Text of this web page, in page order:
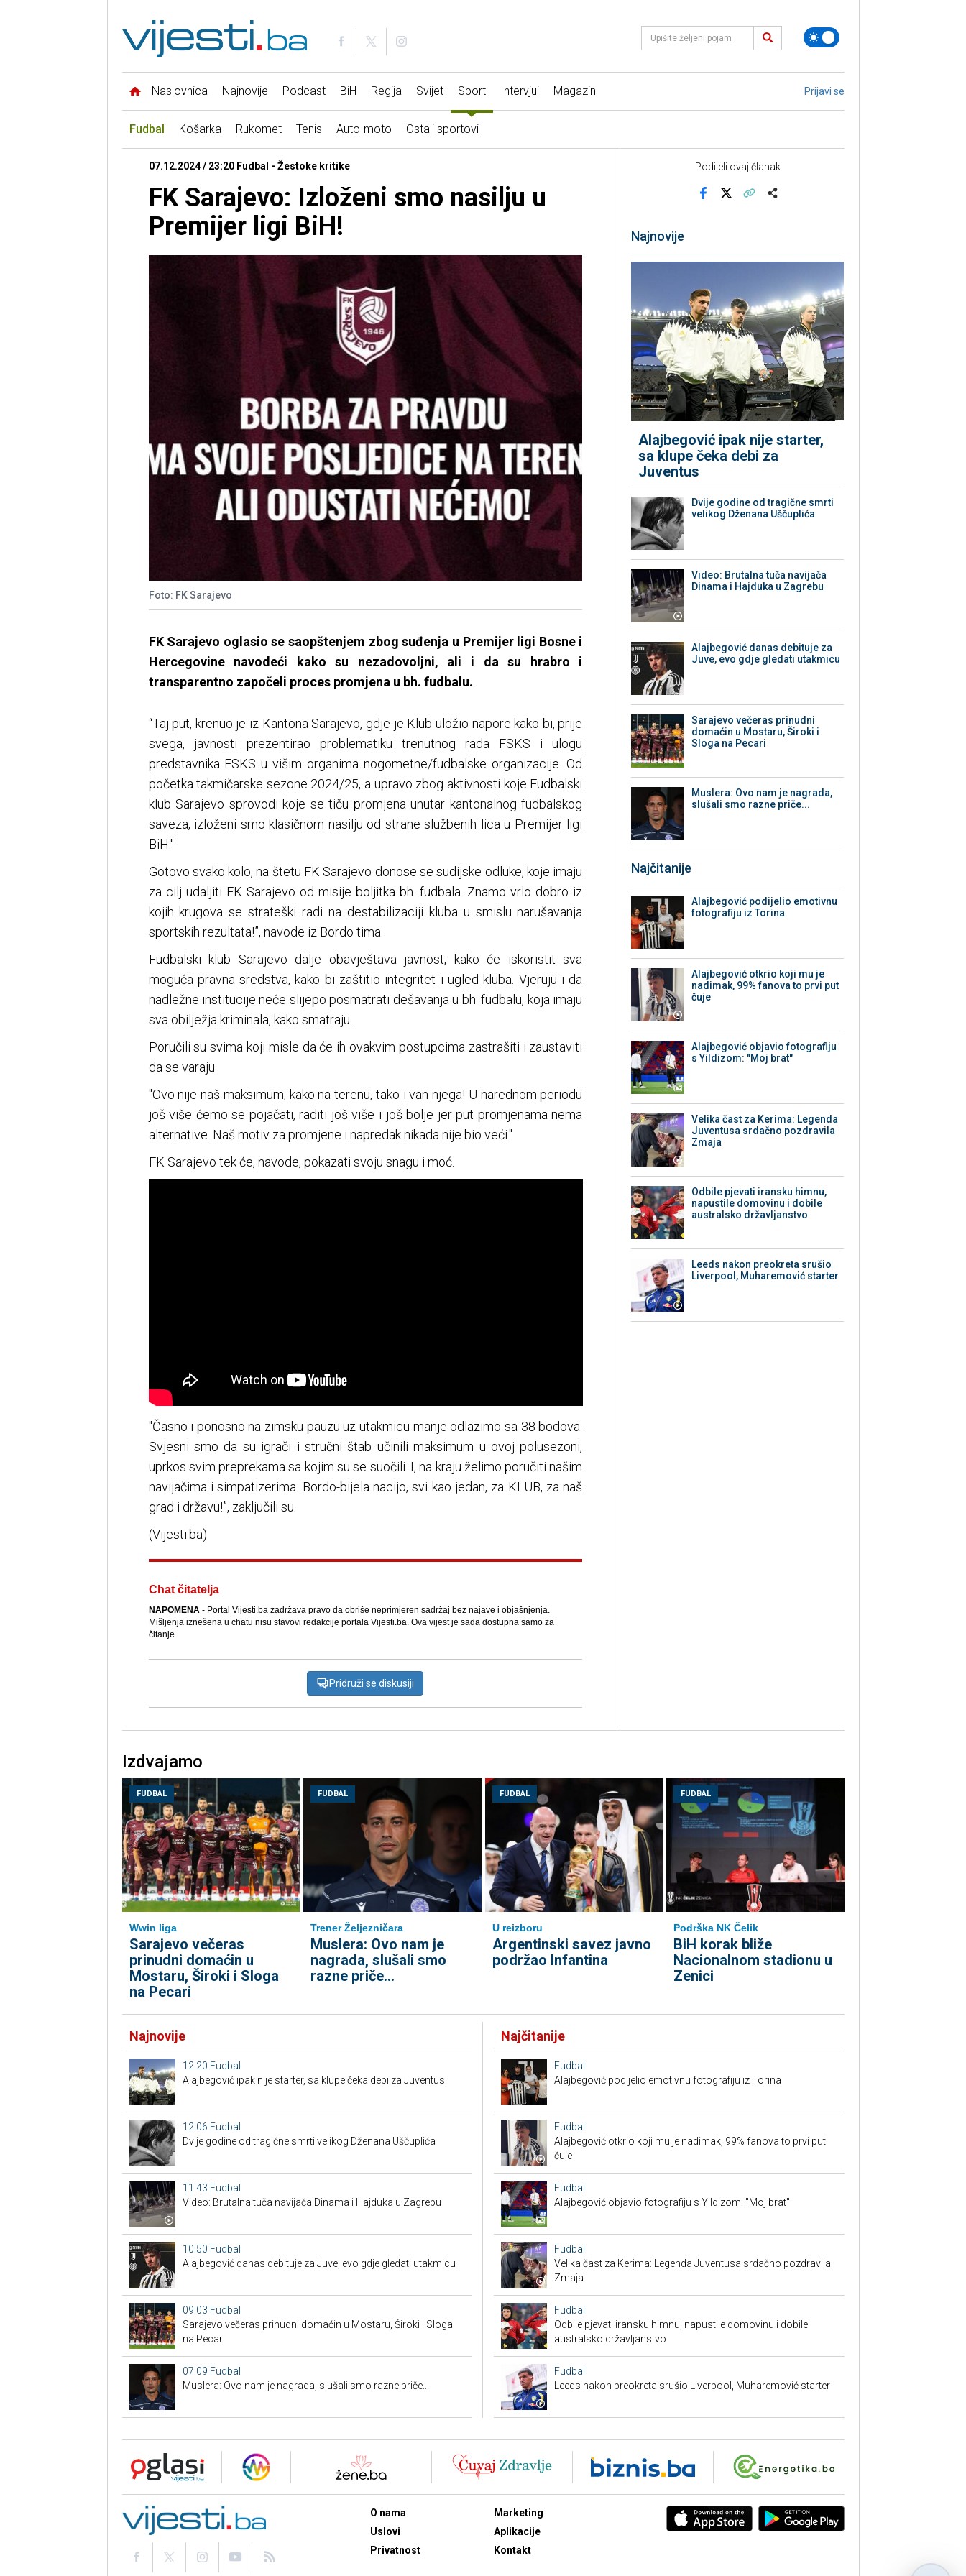
Naslovnica Najnovije Podcast BiH Regija Svijet Sport Intervjui Magazin Prijavi se
Fudbal Košarka Rukomet Tenis Auto-moto Ostali sportovi
07.12.2024 / 23:20 Fudbal - Žestoke kritike
FK Sarajevo: Izloženi smo nasilju u
Premijer ligi BiH!
Foto: FK Sarajevo
FK Sarajevo oglasio se saopštenjem zbog suđenja u Premijer ligi Bosne i
Hercegovine navodeći kako su nezadovoljni, ali i da su hrabro i
transparentno započeli proces promjena u bh. fudbalu.
“Taj put, krenuo je iz Kantona Sarajevo, gdje je Klub uložio napore kako bi, prije
svega, javnosti prezentirao problematiku trenutnog rada FSKS i ulogu
predstavnika FSKS u višim organima nogometne/fudbalske organizacije. Od
početka takmičarske sezone 2024/25, a upravo zbog aktivnosti koje Fudbalski
klub Sarajevo sprovodi koje se tiču promjena unutar kantonalnog fudbalskog
saveza, izloženi smo klasičnom nasilju od strane službenih lica u Premijer ligi
BiH."
Gotovo svako kolo, na štetu FK Sarajevo donose se sudijske odluke, koje imaju
za cilj udaljiti FK Sarajevo od misije boljitka bh. fudbala. Znamo vrlo dobro iz
kojih krugova se strateški radi na destabilizaciji kluba u smislu narušavanja
sportskih rezultata!”, navode iz Bordo tima.
Fudbalski klub Sarajevo dalje obavještava javnost, kako će iskoristit sva
moguća pravna sredstva, kako bi zaštitio integritet i ugled kluba. Vjeruju i da
nadležne institucije neće slijepo posmatrati dešavanja u bh. fudbalu, koja imaju
sva obilježja kriminala, kako smatraju.
Poručili su svima koji misle da će ih ovakvim postupcima zastrašiti i zaustaviti
da se varaju.
"Ovo nije naš maksimum, kako na terenu, tako i van njega! U narednom periodu
još više ćemo se pojačati, raditi još više i još bolje jer put promjenama nema
alternative. Naš motiv za promjene i napredak nikada nije bio veći."
FK Sarajevo tek će, navode, pokazati svoju snagu i moć.
"Časno i ponosno na zimsku pauzu uz utakmicu manje odlazimo sa 38 bodova.
Svjesni smo da su igrači i stručni štab učinili maksimum u ovoj polusezoni,
uprkos svim preprekama sa kojim su se suočili. I, na kraju želimo poručiti našim
navijačima i simpatizerima. Bordo-bijela nacijo, svi kao jedan, za KLUB, za naš
grad i državu!”, zaključili su.
(Vijesti.ba)
Chat čitatelja
NAPOMENA- Portal Vijesti.ba zadržava pravo da obriše neprimjeren sadržaj bez najave i objašnjenja.
Mišljenja iznešena u chatu nisu stavovi redakcije portala Vijesti.ba. Ova vijest je sada dostupna samo za
čitanje.
Pridruži se diskusiji
Podijeli ovaj članak
Najnovije
Alajbegović ipak nije starter,
sa klupe čeka debi za
Juventus
Dvije godine od tragične smrti
velikog Dženana Uščuplića
Video: Brutalna tuča navijača
Dinama i Hajduka u Zagrebu
Alajbegović danas debituje za
Juve, evo gdje gledati utakmicu
Sarajevo večeras prinudni
domaćin u Mostaru, Široki i
Sloga na Pecari
Muslera: Ovo nam je nagrada,
slušali smo razne priče...
Najčitanije
Alajbegović podijelio emotivnu
fotografiju iz Torina
Alajbegović otkrio koji mu je
nadimak, 99% fanova to prvi put
čuje
Alajbegović objavio fotografiju
s Yildizom: "Moj brat"
Velika čast za Kerima: Legenda
Juventusa srdačno pozdravila
Zmaja
Odbile pjevati iransku himnu,
napustile domovinu i dobile
australsko državljanstvo
Leeds nakon preokreta srušio
Liverpool, Muharemović starter
Izdvajamo
FUDBAL
Wwin liga
Sarajevo večeras
prinudni domaćin u
Mostaru, Široki i Sloga
na Pecari
FUDBAL
Trener Željezničara
Muslera: Ovo nam je
nagrada, slušali smo
razne priče...
FUDBAL
U reizboru
Argentinski savez javno
podržao Infantina
FUDBAL
Podrška NK Čelik
BiH korak bliže
Nacionalnom stadionu u
Zenici
Najnovije
12:20 Fudbal
Alajbegović ipak nije starter, sa klupe čeka debi za Juventus
12:06 Fudbal
Dvije godine od tragične smrti velikog Dženana Uščuplića
11:43 Fudbal
Video: Brutalna tuča navijača Dinama i Hajduka u Zagrebu
10:50 Fudbal
Alajbegović danas debituje za Juve, evo gdje gledati utakmicu
09:03 Fudbal
Sarajevo večeras prinudni domaćin u Mostaru, Široki i Sloga
na Pecari
07:09 Fudbal
Muslera: Ovo nam je nagrada, slušali smo razne priče...
Najčitanije
Fudbal
Alajbegović podijelio emotivnu fotografiju iz Torina
Fudbal
Alajbegović otkrio koji mu je nadimak, 99% fanova to prvi put
čuje
Fudbal
Alajbegović objavio fotografiju s Yildizom: "Moj brat"
Fudbal
Velika čast za Kerima: Legenda Juventusa srdačno pozdravila
Zmaja
Fudbal
Odbile pjevati iransku himnu, napustile domovinu i dobile
australsko državljanstvo
Fudbal
Leeds nakon preokreta srušio Liverpool, Muharemović starter
O nama
Uslovi
Privatnost
Marketing
Aplikacije
Kontakt